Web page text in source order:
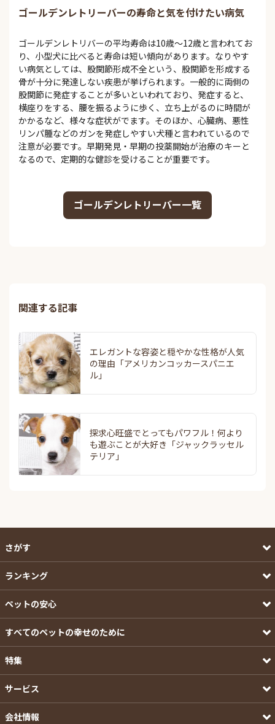
ゴールデンレトリーバーの寿命と気を付けたい病気
ゴールデンレトリバーの平均寿命は10歳～12歳と言われてお
り、小型犬に比べると寿命は短い傾向があります。なりやす
い病気としては、股関節形成不全という、股関節を形成する
骨が十分に発達しない疾患が挙げられます。一般的に両側の
股関節に発症することが多いといわれており、発症すると、
横座りをする、腰を振るように歩く、立ち上がるのに時間が
かかるなど、様々な症状がでます。そのほか、心臓病、悪性
リンパ腫などのガンを発症しやすい犬種と言われているので
注意が必要です。早期発見・早期の投薬開始が治療のキーと
なるので、定期的な健診を受けることが重要です。
ゴールデンレトリーバー一覧
関連する記事
エレガントな容姿と穏やかな性格が人気
の理由「アメリカンコッカースパニエ
ル」
探求心旺盛でとってもパワフル！何より
も遊ぶことが大好き「ジャックラッセル
テリア」
さがす
ランキング
ペットの安心
すべてのペットの幸せのために
特集
サービス
会社情報